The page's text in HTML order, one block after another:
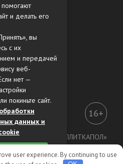
16+
интернет-журнала «ПЛИТКАПОЛ»
с предварительного согласия
правообладателей.
и делать его
вы
с их
и передачей
веб-
нет —
покиньте сайт.
данных и
user experience. By continuing to use